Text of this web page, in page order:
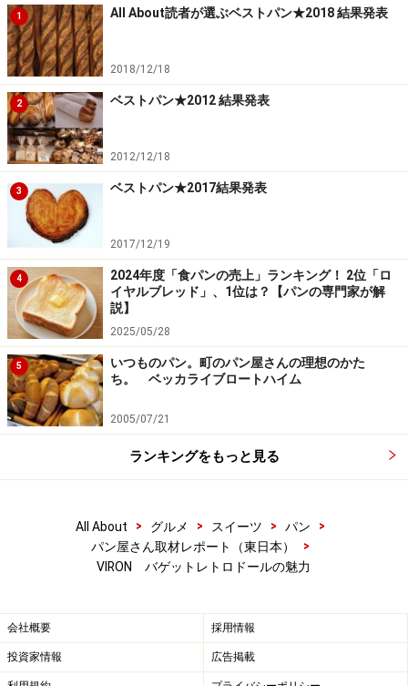
1 All About読者が選ぶベストパン★2018 結果発表
2018/12/18
2 ベストパン★2012 結果発表
2012/12/18
3 ベストパン★2017結果発表
2017/12/19
4
2024年度「食パンの売上」ランキング！ 2位「ロ
イヤルブレッド」、1位は？【パンの専門家が解
説】
2025/05/28
5
いつものパン。町のパン屋さんの理想のかた
ち。 ベッカライブロートハイム
2005/07/21
ランキングをもっと見る
All About > グルメ > スイーツ > パン
>
パン屋さん取材レポート（東日本）
>
VIRON バゲットレトロドールの魅力
会社概要 採用情報
投資家情報 広告掲載